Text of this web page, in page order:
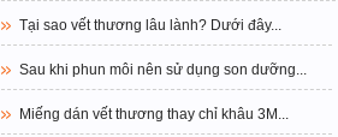
Tại sao vết thương lâu lành? Dưới đây...
Sau khi phun môi nên sử dụng son dưỡng...
Miếng dán vết thương thay chỉ khâu 3M...